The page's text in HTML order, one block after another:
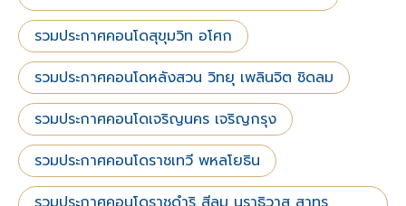
รวมประกาศคอนโดสุขุมวิท อโศก
รวมประกาศคอนโดหลังสวน วิทยุ เพลินจิต ชิดลม
รวมประกาศคอนโดเจริญนคร เจริญกรุง
รวมประกาศคอนโดราชเทวี พหลโยธิน